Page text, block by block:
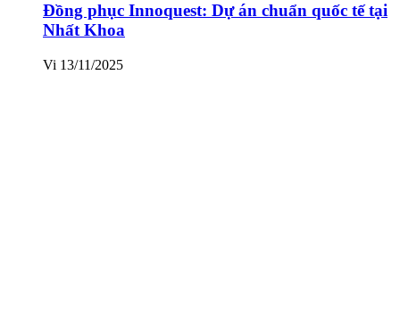
Đồng phục Innoquest: Dự án chuẩn quốc tế tại
Nhất Khoa
Vi 13/11/2025